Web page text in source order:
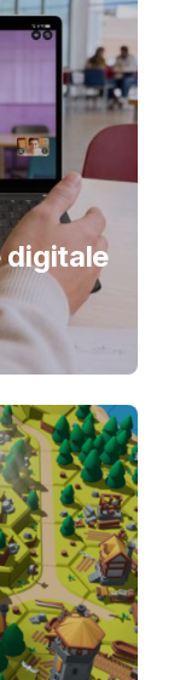
digitale